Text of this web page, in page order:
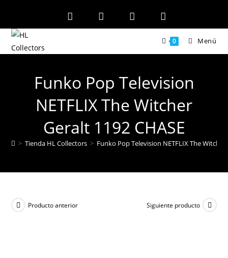
contenido
0 Menú
Funko Pop Television
NETFLIX The Witcher
Geralt 1192 CHASE
> Tienda HL Collectors > Funko Pop Television NETFLIX The Witcher
Producto anterior Siguiente producto